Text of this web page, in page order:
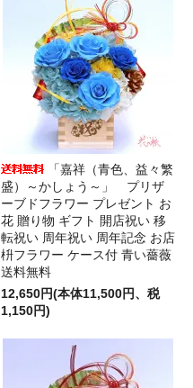
「嘉祥（青色、益々繁
盛）～かしょう～」 プリザ
ーブドフラワー プレゼント お
花 贈り物 ギフト 開店祝い 移
転祝い 周年祝い 周年記念 お店
枡フラワー ケース付 青い薔薇
送料無料
12,650円(本体11,500円、税
1,150円)